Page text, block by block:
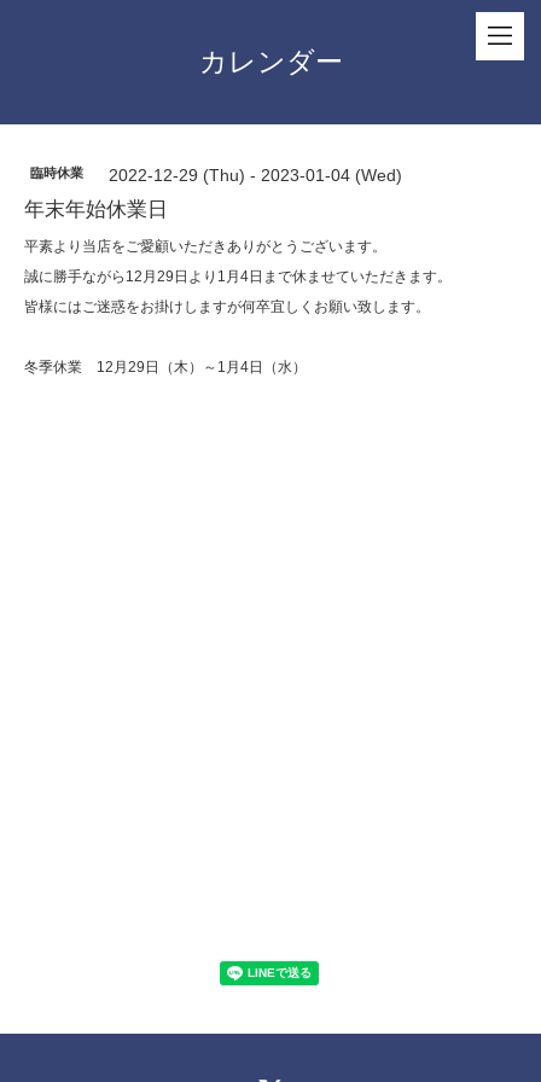
カレンダー
臨時休業 2022-12-29 (Thu) - 2023-01-04 (Wed)
年末年始休業日
平素より当店をご愛顧いただきありがとうございます。
誠に勝手ながら12月29日より1月4日まで休ませていただきます。
皆様にはご迷惑をお掛けしますが何卒宜しくお願い致します。
冬季休業 12月29日（木）～1月4日（水）